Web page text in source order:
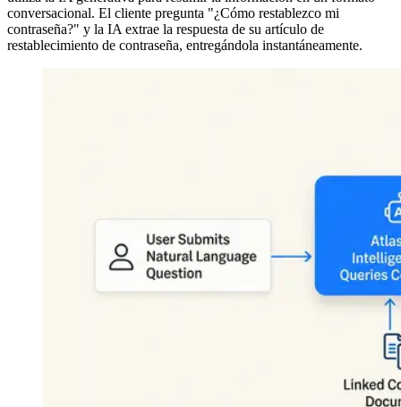
conversacional. El cliente pregunta "¿Cómo restablezco mi
contraseña?" y la IA extrae la respuesta de su artículo de
restablecimiento de contraseña, entregándola instantáneamente.